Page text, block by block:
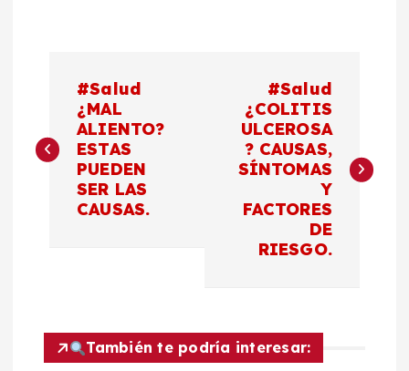
v
c
#Salud
¿MAL
ALIENTO?
ESTAS
PUEDEN
SER LAS
CAUSAS.
#Salud
¿COLITIS
ULCEROSA
? CAUSAS,
SÍNTOMAS
Y
FACTORES
DE
RIESGO.
También te podría interesar: